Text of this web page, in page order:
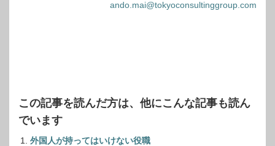
ando.mai@tokyoconsultinggroup.com
この記事を読んだ方は、他にこんな記事も読ん
でいます
外国人が持ってはいけない役職